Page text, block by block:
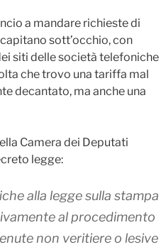
a mandare richieste di
sott’occhio, con
siti delle società telefoniche
che trovo una tariffa mal
decantato, ma anche una
Camera dei Deputati
legge:
alla legge sulla stampa
al procedimento
non veritiere o lesive